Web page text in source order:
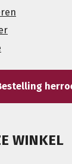
WINKEL